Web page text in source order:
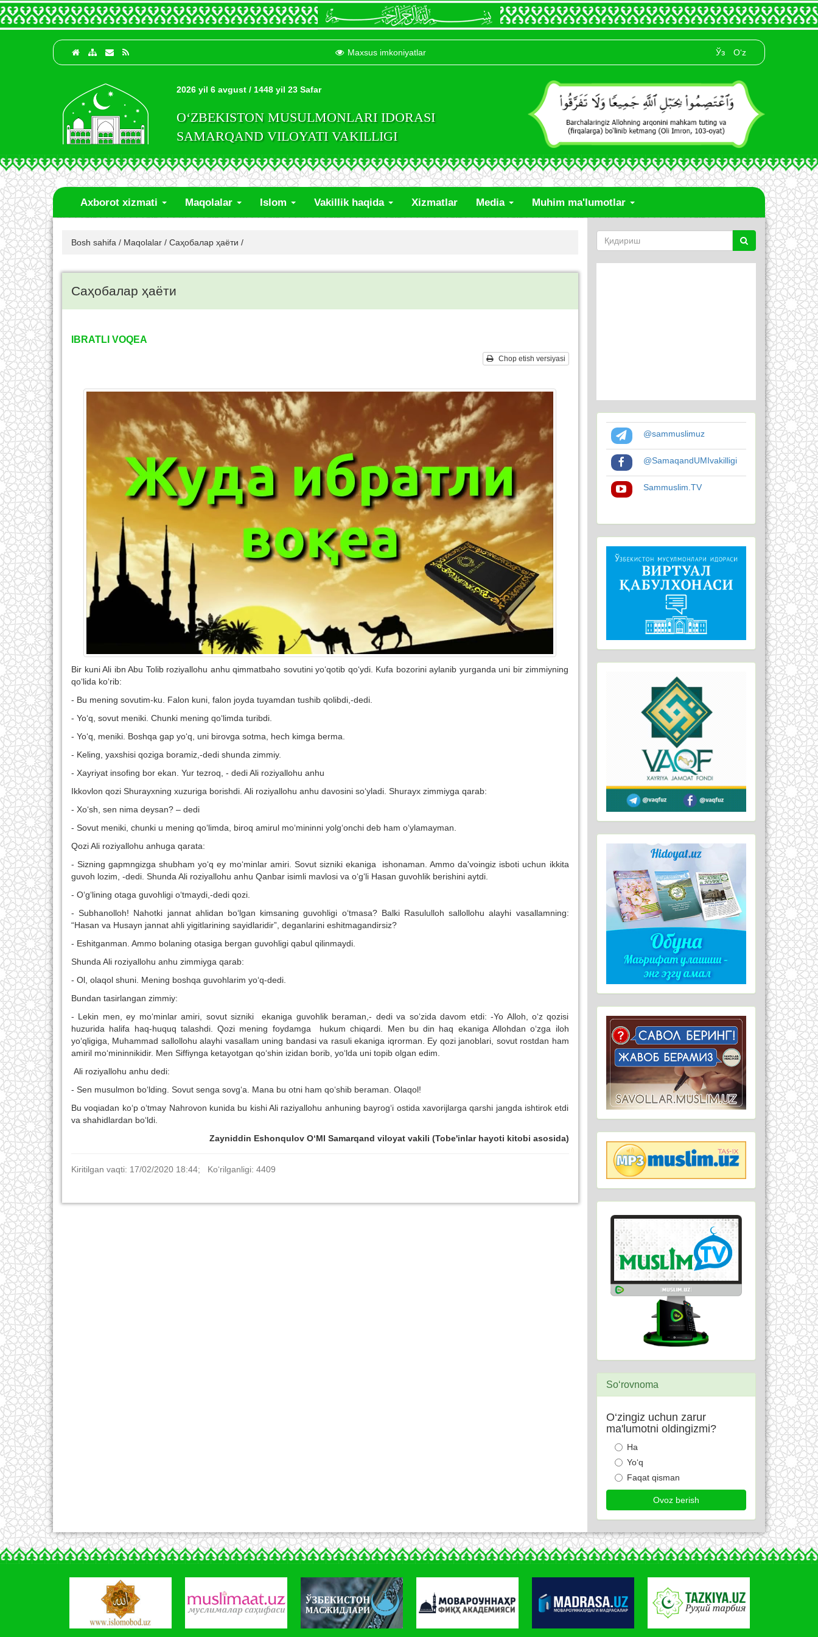
Maxsus imkoniyatlar Ўз O‘z
2026 yil 6 avgust / 1448 yil 23 Safar
O‘ZBEKISTON MUSULMONLARI IDORASI
SAMARQAND VILOYATI VAKILLIGI
Axborot xizmati Maqolalar Islom Vakillik haqida Xizmatlar Media Muhim ma'lumotlar
Bosh sahifa / Maqolalar / Саҳобалар ҳаёти /
Саҳобалар ҳаёти
IBRATLI VOQEA
Chop etish versiyasi
Bir kuni Ali ibn Abu Tolib roziyallohu anhu qimmatbaho sovutini yo‘qotib qo‘ydi. Kufa bozorini aylanib yurganda uni bir zimmiyning
qo‘lida ko‘rib:
- Bu mening sovutim-ku. Falon kuni, falon joyda tuyamdan tushib qolibdi,-dedi.
- Yo‘q, sovut meniki. Chunki mening qo‘limda turibdi.
- Yo‘q, meniki. Boshqa gap yo‘q, uni birovga sotma, hech kimga berma.
- Keling, yaxshisi qoziga boramiz,-dedi shunda zimmiy.
- Xayriyat insofing bor ekan. Yur tezroq, - dedi Ali roziyallohu anhu
Ikkovlon qozi Shurayxning xuzuriga borishdi. Ali roziyallohu anhu davosini so‘yladi. Shurayx zimmiyga qarab:
- Xo‘sh, sen nima deysan? – dedi
- Sovut meniki, chunki u mening qo‘limda, biroq amirul mo‘mininni yolg‘onchi deb ham o‘ylamayman.
Qozi Ali roziyallohu anhuga qarata:
- Sizning gapmngizga shubham yo‘q ey mo‘minlar amiri. Sovut sizniki ekaniga ishonaman. Ammo da'voingiz isboti uchun ikkita
guvoh lozim, -dedi. Shunda Ali roziyallohu anhu Qanbar isimli mavlosi va o‘g‘li Hasan guvohlik berishini aytdi.
- O‘g‘lining otaga guvohligi o‘tmaydi,-dedi qozi.
- Subhanolloh! Nahotki jannat ahlidan bo‘lgan kimsaning guvohligi o‘tmasa? Balki Rasululloh sallollohu alayhi vasallamning:
“Hasan va Husayn jannat ahli yigitlarining sayidlaridir”, deganlarini eshitmagandirsiz?
- Eshitganman. Ammo bolaning otasiga bergan guvohligi qabul qilinmaydi.
Shunda Ali roziyallohu anhu zimmiyga qarab:
- Ol, olaqol shuni. Mening boshqa guvohlarim yo‘q-dedi.
Bundan tasirlangan zimmiy:
- Lekin men, ey mo‘minlar amiri, sovut sizniki ekaniga guvohlik beraman,- dedi va so‘zida davom etdi: -Yo Alloh, o‘z qozisi
huzurida halifa haq-huquq talashdi. Qozi mening foydamga hukum chiqardi. Men bu din haq ekaniga Allohdan o‘zga iloh
yo‘qligiga, Muhammad sallollohu alayhi vasallam uning bandasi va rasuli ekaniga iqrorman. Ey qozi janoblari, sovut rostdan ham
amiril mo‘mininnikidir. Men Siffiynga ketayotgan qo‘shin izidan borib, yo‘lda uni topib olgan edim.
Ali roziyallohu anhu dedi:
- Sen musulmon bo‘lding. Sovut senga sovg‘a. Mana bu otni ham qo‘shib beraman. Olaqol!
Bu voqiadan ko‘p o‘tmay Nahrovon kunida bu kishi Ali raziyallohu anhuning bayrog‘i ostida xavorijlarga qarshi jangda ishtirok etdi
va shahidlardan bo‘ldi.
Zayniddin Eshonqulov O‘MI Samarqand viloyat vakili (Tobe'inlar hayoti kitobi asosida)
Kiritilgan vaqti: 17/02/2020 18:44; Ko‘rilganligi: 4409
@sammuslimuz
@SamaqandUMIvakilligi
Sammuslim.TV
So‘rovnoma
O‘zingiz uchun zarur
ma'lumotni oldingizmi?
Ha
Yo‘q
Faqat qisman